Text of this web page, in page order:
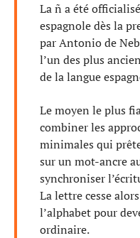
La ñ a été
espagnole dès la
par Antonio de
l’un des plus
de la langue
Le moyen le plus
combiner les
minimales qui
sur un mot-ancre
synchroniser
La lettre cesse
l’alphabet pour
ordinaire.